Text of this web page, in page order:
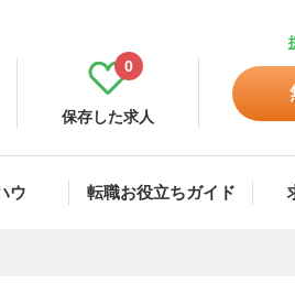
保存した求人
0
ウ 転職お役立ちガイド